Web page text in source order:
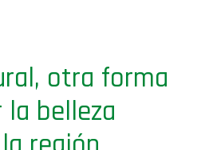
otra forma
la belleza